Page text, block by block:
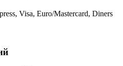
Visa, Euro/Mastercard, Diners